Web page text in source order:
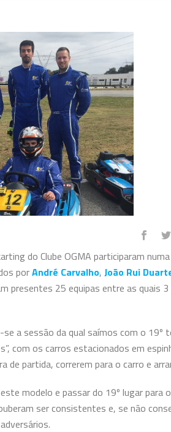
do Clube OGMA participaram
porAndré Carvalho, João Rui
presentes 25 equipas entre as quais 3
a sessão da qual saímos com o 19º
com os carros estacionados em
partida, correrem para o carro e
modelo e passar do 19º lugar para
ser consistentes e, se não